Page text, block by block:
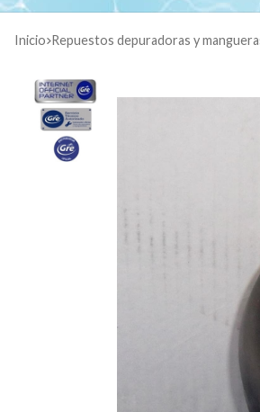
Inicio repuestos depuradoras y